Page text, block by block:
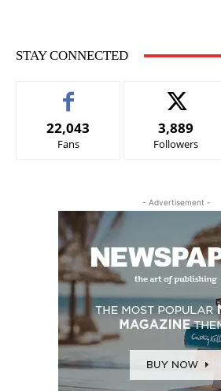
STAY CONNECTED
22,043
Fans
3,889
Followers
- Advertisement -